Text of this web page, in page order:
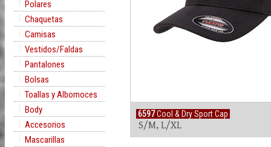
Polares
Chaquetas
Camisas
Vestidos/Faldas
Pantalones
Bolsas
Toallas y Albornoces
Body
Accesorios
Mascarillas
6597Cool & Dry Sport Cap
S/M, L/XL